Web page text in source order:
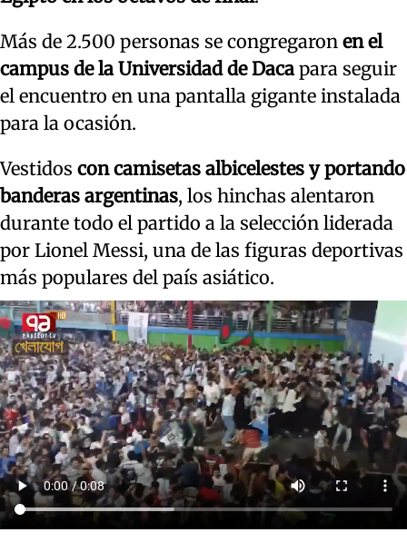
Más de 2.500 personas se congregaron en el
campus de la Universidad de Daca para seguir
el encuentro en una pantalla gigante instalada
para la ocasión.
Vestidos con camisetas albicelestes y portando
banderas argentinas, los hinchas alentaron
durante todo el partido a la selección liderada
por Lionel Messi, una de las figuras deportivas
más populares del país asiático.